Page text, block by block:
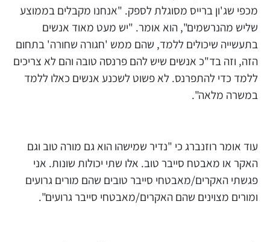
מכפי שג'ון ברייס מסוגלת לספק. "אנחנו מקבלים בממוצע
שליש מהנרשמים", הוא אומר. "יש מעט מאוד אנשים
בתעשייה שיכולים ללמד, שהם ממש 'חגורה שחורה' בתחום
הזה, וזה בד"כ אנשים שיש להם פרנסה טובה והם לא צריכים
ללמד כדי להתפרנס. לא פשוט לשכנע אנשים כאלו ללמד
במשרה מלאה".
עוד אומר רוזנברג כי "נדיר שמישהו הוא גם מורה טוב וגם
האקר או מאבטח סייבר טוב. אלו שתי יכולות שונות. אני
פגשתי האקרים/מאבטחי סייבר טובים שהם מורים גרועים
ומורים מצוינים שהם האקרים/מאבטחי סייבר גרועים".